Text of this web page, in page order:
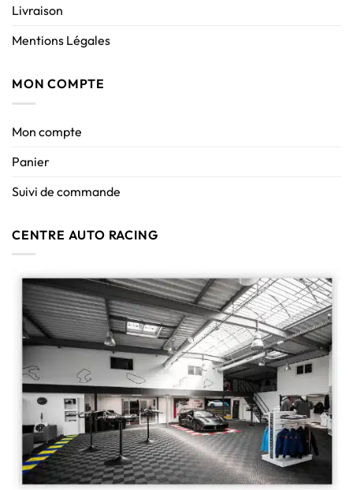
Livraison
Mentions Légales
MON COMPTE
Mon compte
Panier
Suivi de commande
CENTRE AUTO RACING